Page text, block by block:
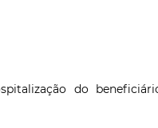
do